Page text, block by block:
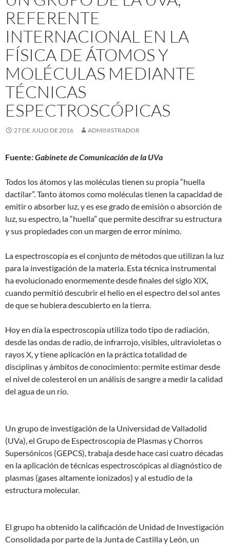
REFERENTE
INTERNACIONAL EN LA
FÍSICA DE ÁTOMOS Y
MOLÉCULAS MEDIANTE
TÉCNICAS
ESPECTROSCÓPICAS
27 DE JULIO DE 2016 ADMINISTRADOR
Fuente:Gabinete de Comunicación de la UVa
Todos los átomos y las moléculas tienen su propia “huella
dactilar”. Tanto átomos como moléculas tienen la capacidad de
emitir o absorber luz, y es ese grado de emisión o absorción de
luz, su espectro, la “huella” que permite descifrar su estructura
y sus propiedades con un margen de error mínimo.
La espectroscopía es el conjunto de métodos que utilizan la luz
para la investigación de la materia. Esta técnica instrumental
ha evolucionado enormemente desde finales del siglo XIX,
cuando permitió descubrir el helio en el espectro del sol antes
de que se hubiera descubierto en la tierra.
Hoy en día la espectroscopía utiliza todo tipo de radiación,
desde las ondas de radio, de infrarrojo, visibles, ultravioletas o
rayos X, y tiene aplicación en la práctica totalidad de
disciplinas y ámbitos de conocimiento: permite estimar desde
el nivel de colesterol en un análisis de sangre a medir la calidad
del agua de un río.
Un grupo de investigación de la Universidad de Valladolid
(UVa), el Grupo de Espectroscopía de Plasmas y Chorros
Supersónicos (GEPCS), trabaja desde hace casi cuatro décadas
en la aplicación de técnicas espectroscópicas al diagnóstico de
plasmas (gases altamente ionizados) y al estudio de la
estructura molecular.
El grupo ha obtenido la calificación de Unidad de Investigación
Consolidada por parte de la Junta de Castilla y León, un